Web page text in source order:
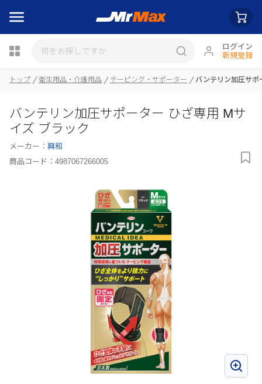
ログイン
新規登録
トップ 衛生用品・介護用品 テーピング・サポーター バンテリン加圧サポ
バンテリン加圧サポーター ひざ専用 Mサ
イズ ブラック
メーカー： 興和
商品コード： 4987067266005